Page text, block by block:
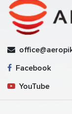
Facebook
YouTube